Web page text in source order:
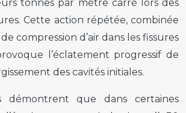
tonnes par mètre carré lors des
Cette action répétée, combinée
compression d’air dans les fissures
l’éclatement progressif de
des cavités initiales.
démontrent que dans certaines